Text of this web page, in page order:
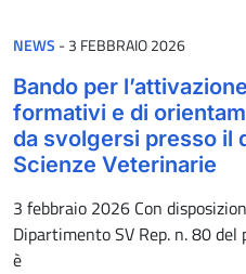
NEWS -PUBBLICATO IL
3 FEBBRAIO 2026
Bando per
formativi e di
da svolgersi presso il
Scienze Veterinarie
3 febbraio 2026 Con
Dipartimento SV Rep. n. 80
è